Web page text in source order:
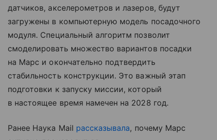
датчиков, акселерометров и лазеров, будут
загружены в компьютерную модель посадочного
модуля. Специальный алгоритм позволит
смоделировать множество вариантов посадки
на Марс и окончательно подтвердить
стабильность конструкции. Это важный этап
подготовки к запуску миссии, который
в настоящее время намечен на 2028 год.
Ранее Наука Mail рассказывала, почему Марс